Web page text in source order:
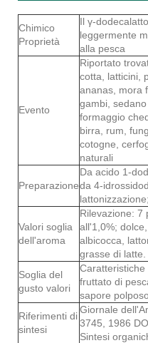
Chimico
Proprietà
Il γ-
leggermente
alla pesca
Evento
Riportato
cotta, latticini,
ananas, mora
gambi,
formaggio
birra, rum,
cotogne,
naturali
Preparazione
Da acido 1-
da 4-
Valori soglia
dell'aroma
Rilevazione: 7
all'1,0%;
albicocca,
grasse di latte.
Soglia del
gusto valori
Caratteristiche
fruttato di
sapore
Riferimenti di
sintesi
Giornale
3745, 1986
Sintesi